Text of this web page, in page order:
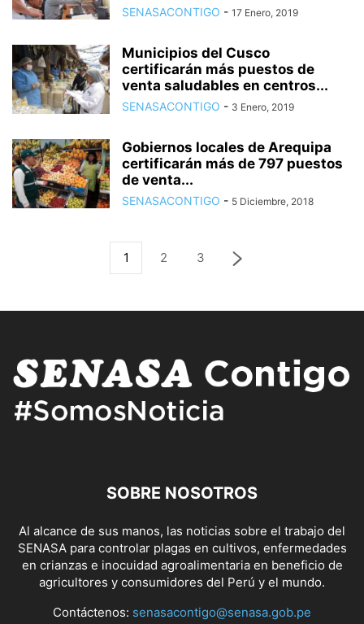
SENASACONTIGO - 17 Enero, 2019
Municipios del Cusco
certificarán más puestos de
venta saludables en centros...
SENASACONTIGO - 3 Enero, 2019
Gobiernos locales de Arequipa
certificarán más de 797 puestos
de venta...
SENASACONTIGO - 5 Diciembre, 2018
1 2 3
SOBRE NOSOTROS
Al alcance de sus manos, las noticias sobre el trabajo del
SENASA para controlar plagas en cultivos, enfermedades
en crianzas e inocuidad agroalimentaria en beneficio de
agricultores y consumidores del Perú y el mundo.
Contáctenos: senasacontigo@senasa.gob.pe